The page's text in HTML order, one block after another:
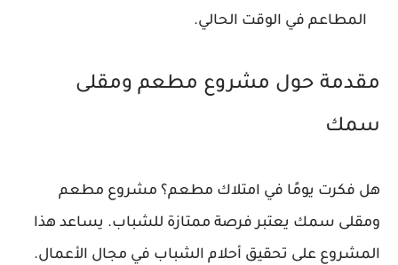
المطاعم في الوقت الحالي.
مقدمة حول مشروع مطعم ومقلى
سمك
هل فكرت يومًا في امتلاك مطعم؟ مشروع مطعم
ومقلى سمك يعتبر فرصة ممتازة للشباب. يساعد هذا
المشروع على تحقيق أحلام الشباب في مجال الأعمال.